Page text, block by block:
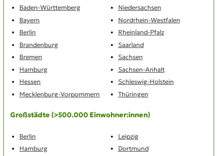
Baden-Württemberg
Bayern
Berlin
Brandenburg
Bremen
Hamburg
Hessen
Mecklenburg-Vorpommern
Niedersachsen
Nordrhein-Westfalen
Rheinland-Pfalz
Saarland
Sachsen
Sachsen-Anhalt
Schleswig-Holstein
Thüringen
Großstädte (>500.000 Einwohner:innen)
Berlin
Hamburg
Leipzig
Dortmund